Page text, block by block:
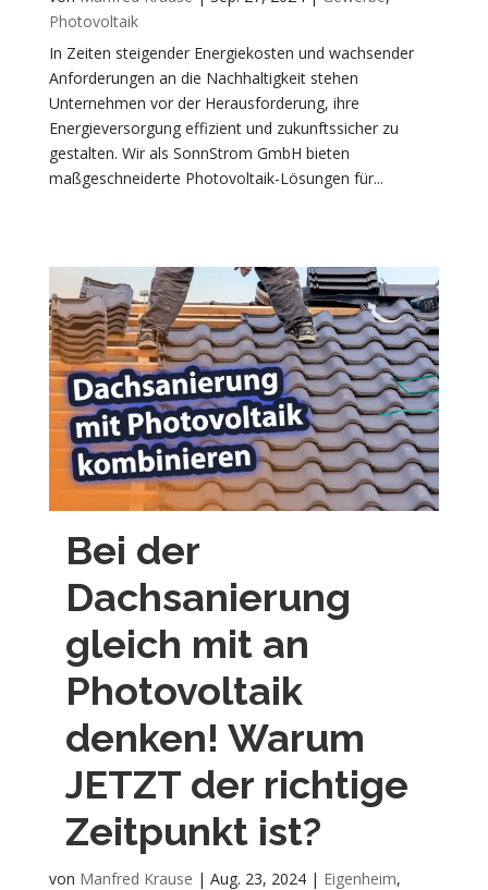
Photovoltaik
In Zeiten steigender Energiekosten und wachsender
Anforderungen an die Nachhaltigkeit stehen
Unternehmen vor der Herausforderung, ihre
Energieversorgung effizient und zukunftssicher zu
gestalten. Wir als SonnStrom GmbH bieten
maßgeschneiderte Photovoltaik-Lösungen für...
Bei der
Dachsanierung
gleich mit an
Photovoltaik
denken! Warum
JETZT der richtige
Zeitpunkt ist?
von Manfred Krause | Aug. 23, 2024| Eigenheim,